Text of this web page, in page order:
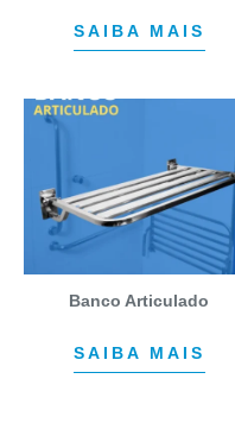
SAIBA MAIS
Banco Articulado
SAIBA MAIS